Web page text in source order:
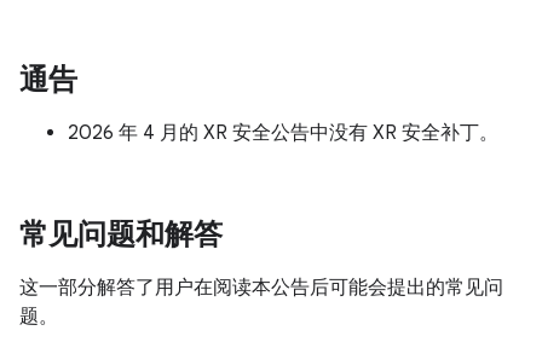
通告
2026 年 4 月的 XR 安全公告中没有 XR 安全补丁。
常见问题和解答
这一部分解答了用户在阅读本公告后可能会提出的常见问
题。